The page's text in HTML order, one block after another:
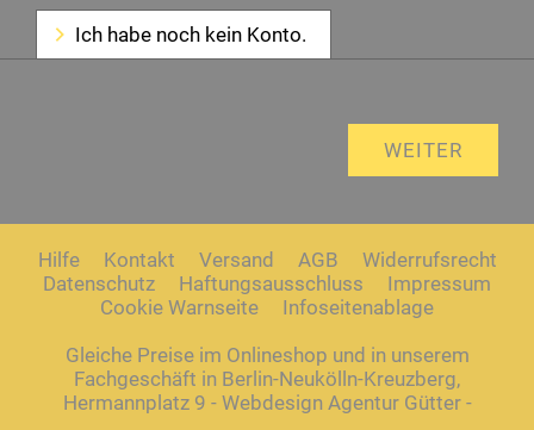
Ich habe noch kein Konto.
Hilfe Kontakt Versand AGB
Widerrufsrecht
Datenschutz
Haftungsausschluss
Impressum
Cookie Warnseite
Infoseitenablage
Gleiche Preise im Onlineshop und in unserem
Fachgeschäft in Berlin-Neukölln-Kreuzberg,
Hermannplatz 9 - Webdesign Agentur Gütter -